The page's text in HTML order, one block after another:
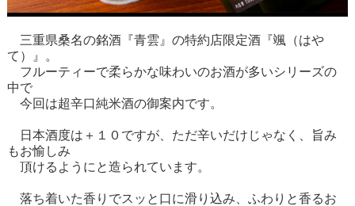
三重県桑名の銘酒『青雲』の特約店限定酒『颯（はや
て）』。
フルーティーで柔らかな味わいのお酒が多いシリーズの
中で
今回は超辛口純米酒の御案内です。
日本酒度は＋１０ですが、ただ辛いだけじゃなく、旨み
もお愉しみ
頂けるようにと造られています。
落ち着いた香りでスッと口に滑り込み、ふわりと香るお